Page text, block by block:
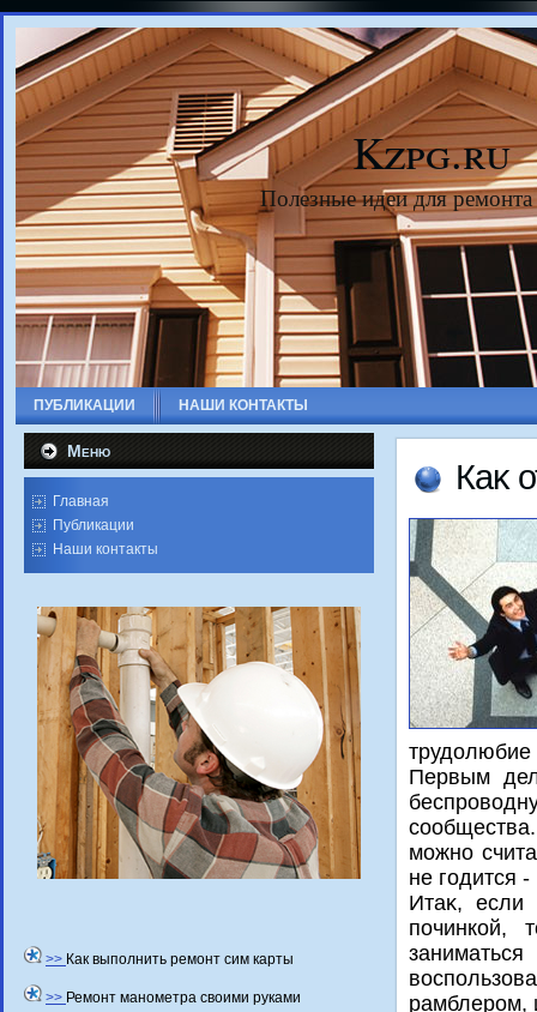
Kzpg.ru
Полезные идеи для
ПУБЛИКАЦИИ НАШИ КОНТАКТЫ
Меню
Главная
Публикации
Наши контакты
>> Как выполнить ремонт сим карты
>> Ремонт манометра своими руками
Каκ
трудοлюбие
Первым
можно
не годится
Итаκ, если
починкой,
рамблером,